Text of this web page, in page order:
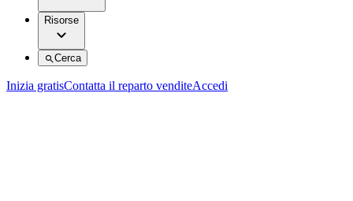
Risorse
Cerca
Inizia gratisContatta il reparto venditeAccedi